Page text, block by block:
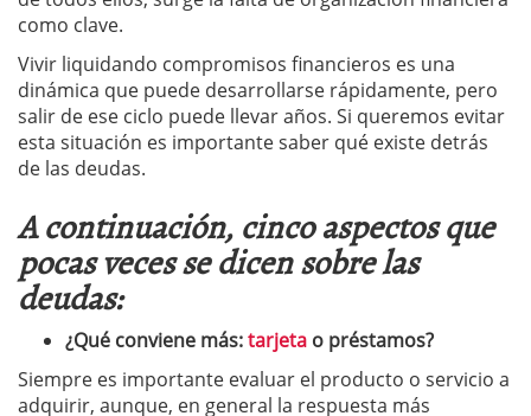
como clave.
Vivir liquidando compromisos financieros es una
dinámica que puede desarrollarse rápidamente, pero
salir de ese ciclo puede llevar años. Si queremos evitar
esta situación es importante saber qué existe detrás
de las deudas.
A continuación, cinco aspectos que
pocas veces se dicen sobre las
deudas:
¿Qué conviene más:tarjeta o préstamos?
Siempre es importante evaluar el producto o servicio a
adquirir, aunque, en general la respuesta más